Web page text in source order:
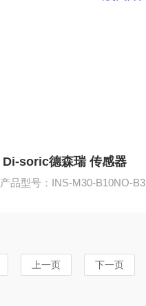
Di-soric德森瑞 传感器
产品型号：INS-M30-B10NO-B3
上一页 下一页